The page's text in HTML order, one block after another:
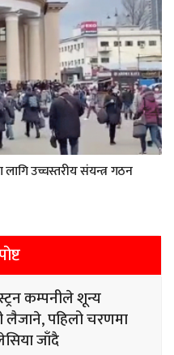
लागि उच्चस्तरीय संयन्त्र गठन
कम्पनीले शून्य
लैजाने, पहिलो चरणमा
जाँदै